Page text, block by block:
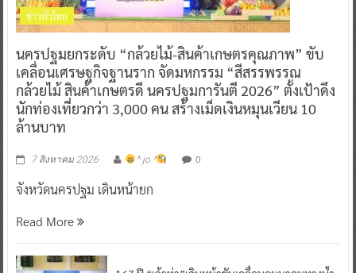
ข่าวทั่วไทย
นครปฐมยกระดับ “กล้วยไม้-สินค้าเกษตรคุณภาพ” ขับ
เคลื่อนเศรษฐกิจฐานราก จัดมหกรรม “สีสรรพรรณ
กล้วยไม้ สินค้าเกษตรดี นครปฐมการันตี 2026” ตั้งเป้าดึง
นักท่องเที่ยวกว่า 3,000 คน สร้างเม็ดเงินหมุนเวียน 10
ล้านบาท
7 สิงหาคม 2026 ^ jo ^ 0
จังหวัดนครปฐม เดินหน้ายก
Read More